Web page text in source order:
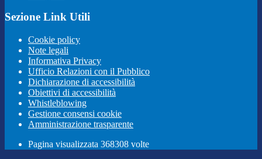
Sezione Link Utili
Cookie policy
Note legali
Informativa Privacy
Ufficio Relazioni con il Pubblico
Dichiarazione di accessibilità
Obiettivi di accessibilità
Whistleblowing
Gestione consensi cookie
Amministrazione trasparente
Pagina visualizzata 368308 volte